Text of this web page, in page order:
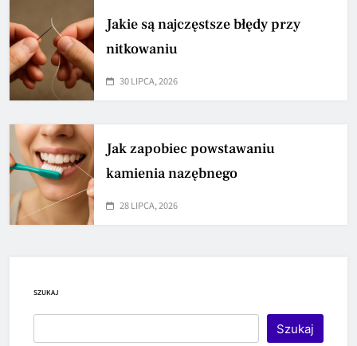
Jakie są najczęstsze błędy przy
nitkowaniu
30 LIPCA, 2026
Jak zapobiec powstawaniu
kamienia nazębnego
28 LIPCA, 2026
SZUKAJ
Szukaj